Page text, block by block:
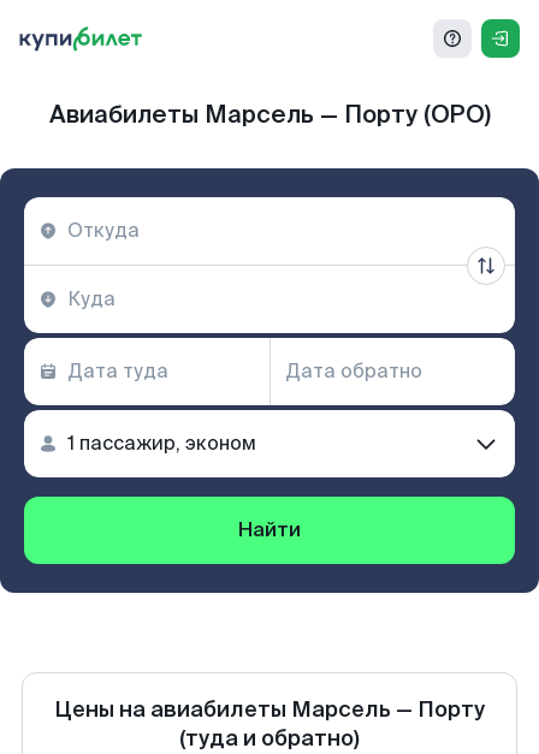
Авиабилеты Марсель — Порту (OPO)
Найти
Цены на авиабилеты Марсель — Порту
(туда и обратно)